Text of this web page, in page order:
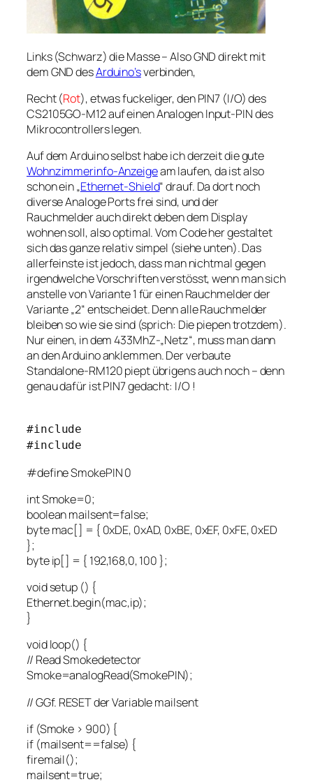
Links (Schwarz) die Masse – Also GND direkt mit
dem GND desArduino’sverbinden,
Recht (Rot), etwas fuckeliger, den PIN7 (I/O) des
CS2105GO-M12 auf einen Analogen Input-PIN des
Mikrocontrollers legen.
Auf dem Arduino selbst habe ich derzeit die gute
Wohnzimmerinfo-Anzeigeam laufen, da ist also
schon ein „Ethernet-Shield“ drauf. Da dort noch
diverse Analoge Ports frei sind, und der
Rauchmelder auch direkt deben dem Display
wohnen soll, also optimal. Vom Code her gestaltet
sich das ganze relativ simpel (siehe unten). Das
allerfeinste ist jedoch, dass man nichtmal gegen
irgendwelche Vorschriften verstösst, wenn man sich
anstelle von Variante 1 für einen Rauchmelder der
Variante „2“ entscheidet. Denn alle Rauchmelder
bleiben so wie sie sind (sprich: Die piepen trotzdem).
Nur einen, in dem 433MhZ-„Netz“, muss man dann
an den Arduino anklemmen. Der verbaute
Standalone-RM120 piept übrigens auch noch – denn
genau dafür ist PIN7 gedacht: I/O !
#include
#include
#define SmokePIN 0
int Smoke=0;
boolean mailsent=false;
byte mac[] = { 0xDE, 0xAD, 0xBE, 0xEF, 0xFE, 0xED
};
byte ip[] = { 192,168,0, 100 };
void setup () {
Ethernet.begin(mac,ip);
}
void loop() {
// Read Smokedetector
Smoke=analogRead(SmokePIN);
// GGf. RESET der Variable mailsent
if (Smoke > 900) {
if (mailsent==false) {
firemail();
mailsent=true;